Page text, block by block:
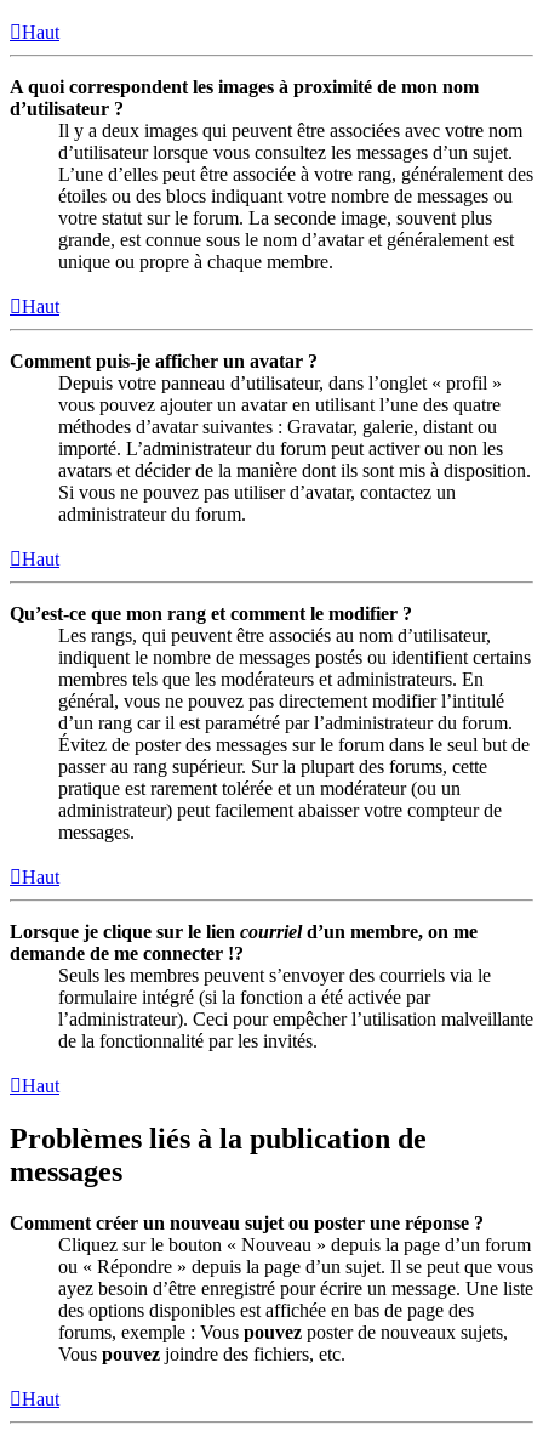
Haut
A quoi correspondent les images à proximité de mon nom
d’utilisateur ?
Il y a deux images qui peuvent être associées avec votre nom
d’utilisateur lorsque vous consultez les messages d’un sujet.
L’une d’elles peut être associée à votre rang, généralement des
étoiles ou des blocs indiquant votre nombre de messages ou
votre statut sur le forum. La seconde image, souvent plus
grande, est connue sous le nom d’avatar et généralement est
unique ou propre à chaque membre.
Haut
Comment puis-je afficher un avatar ?
Depuis votre panneau d’utilisateur, dans l’onglet « profil »
vous pouvez ajouter un avatar en utilisant l’une des quatre
méthodes d’avatar suivantes : Gravatar, galerie, distant ou
importé. L’administrateur du forum peut activer ou non les
avatars et décider de la manière dont ils sont mis à disposition.
Si vous ne pouvez pas utiliser d’avatar, contactez un
administrateur du forum.
Haut
Qu’est-ce que mon rang et comment le modifier ?
Les rangs, qui peuvent être associés au nom d’utilisateur,
indiquent le nombre de messages postés ou identifient certains
membres tels que les modérateurs et administrateurs. En
général, vous ne pouvez pas directement modifier l’intitulé
d’un rang car il est paramétré par l’administrateur du forum.
Évitez de poster des messages sur le forum dans le seul but de
passer au rang supérieur. Sur la plupart des forums, cette
pratique est rarement tolérée et un modérateur (ou un
administrateur) peut facilement abaisser votre compteur de
messages.
Haut
Lorsque je clique sur le lien courrield’un membre, on me
demande de me connecter !?
Seuls les membres peuvent s’envoyer des courriels via le
formulaire intégré (si la fonction a été activée par
l’administrateur). Ceci pour empêcher l’utilisation malveillante
de la fonctionnalité par les invités.
Haut
Problèmes liés à la publication de
messages
Comment créer un nouveau sujet ou poster une réponse ?
Cliquez sur le bouton « Nouveau » depuis la page d’un forum
ou « Répondre » depuis la page d’un sujet. Il se peut que vous
ayez besoin d’être enregistré pour écrire un message. Une liste
des options disponibles est affichée en bas de page des
forums, exemple : Vous pouvez poster de nouveaux sujets,
Vous pouvez joindre des fichiers, etc.
Haut